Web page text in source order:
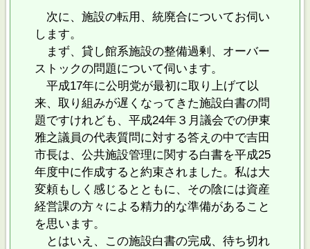
次に、施設の転用、統廃合についてお伺い
します。
まず、貸し館系施設の整備過剰、オーバー
ストックの問題について伺います。
平成17年に公明党が最初に取り上げて以
来、取り組みが遅くなってきた施設白書の問
題ですけれども、平成24年３月議会での伊東
雅之議員の代表質問に対する答えの中で吉田
市長は、公共施設管理に関する白書を平成25
年度中に作成すると約束されました。私は大
変頼もしく感じるとともに、その陰には資産
経営課の方々による精力的な準備があること
を思います。
とはいえ、この施設白書の完成、待ち切れ